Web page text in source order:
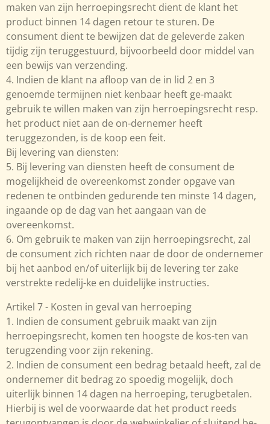
maken van zijn herroepingsrecht dient de klant het
product binnen 14 dagen retour te sturen. De
consument dient te bewijzen dat de geleverde zaken
tijdig zijn teruggestuurd, bijvoorbeeld door middel van
een bewijs van verzending.
4. Indien de klant na afloop van de in lid 2 en 3
genoemde termijnen niet kenbaar heeft ge-maakt
gebruik te willen maken van zijn herroepingsrecht resp.
het product niet aan de on-dernemer heeft
teruggezonden, is de koop een feit.
Bij levering van diensten:
5. Bij levering van diensten heeft de consument de
mogelijkheid de overeenkomst zonder opgave van
redenen te ontbinden gedurende ten minste 14 dagen,
ingaande op de dag van het aangaan van de
overeenkomst.
6. Om gebruik te maken van zijn herroepingsrecht, zal
de consument zich richten naar de door de ondernemer
bij het aanbod en/of uiterlijk bij de levering ter zake
verstrekte redelij-ke en duidelijke instructies.
Artikel 7 - Kosten in geval van herroeping
1. Indien de consument gebruik maakt van zijn
herroepingsrecht, komen ten hoogste de kos-ten van
terugzending voor zijn rekening.
2. Indien de consument een bedrag betaald heeft, zal de
ondernemer dit bedrag zo spoedig mogelijk, doch
uiterlijk binnen 14 dagen na herroeping, terugbetalen.
Hierbij is wel de voorwaarde dat het product reeds